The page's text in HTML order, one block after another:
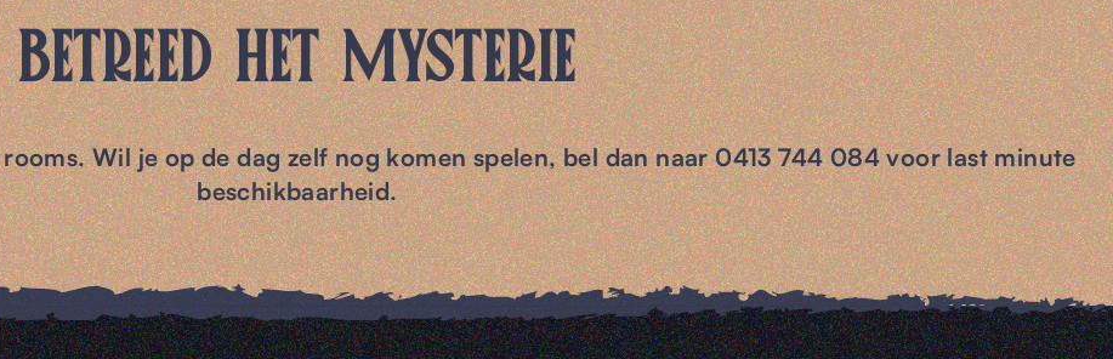
BETREED HET MYSTERIE
Wil je op de dag zelf nog komen spelen, bel dan naar 0413 744 084 voor last minute
beschikbaarheid.